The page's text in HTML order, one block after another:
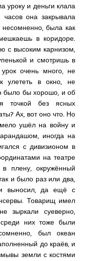
уроку и деньги клала
она закрывала
была как
в коридоре.
с высоким карнизом,
и смотришь в
очень много, не
улететь в окно, не
было бы хорошо, и об
точкой без ясных
Ах, вот оно что. Но
ушёл на войну и
иногда на
с дивизионом в
на театре
плену, окружённый
и было раз или два,
выносил, да ещё с
Товарищ имел
зыркали суеверно,
них тоже были
был океан
до краёв, и
земли с костями